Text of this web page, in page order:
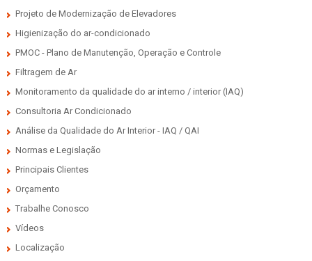
Projeto de Modernização de Elevadores
Higienização do ar-condicionado
PMOC - Plano de Manutenção, Operação e Controle
Filtragem de Ar
Monitoramento da qualidade do ar interno / interior (IAQ)
Consultoria Ar Condicionado
Análise da Qualidade do Ar Interior - IAQ / QAI
Normas e Legislação
Principais Clientes
Orçamento
Trabalhe Conosco
Vídeos
Localização